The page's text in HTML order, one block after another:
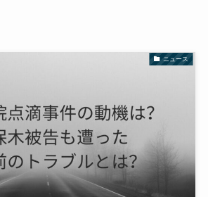
ニュース